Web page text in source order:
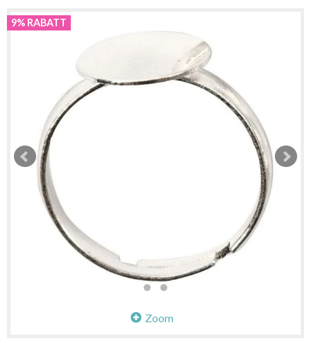
9% RABATT
Zoom